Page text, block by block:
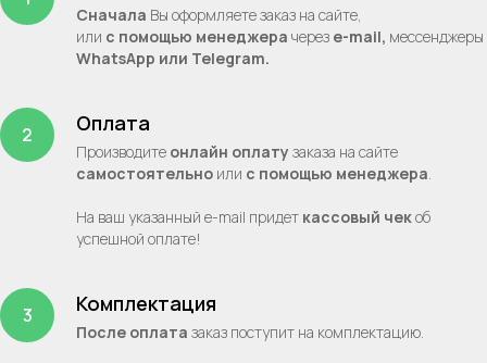
Сначала Вы оформляете заказ на сайте,
или с помощью менеджера через e-mail, месcенджеры
WhatsApp или Telegram.
Оплата
Производите онлайн оплату заказа на сайте
самостоятельно или с помощью менеджера.
На ваш указанный e-mail придет кассовый чекоб
успешной оплате!
Комплектация
После оплата заказ поступит на комплектацию.